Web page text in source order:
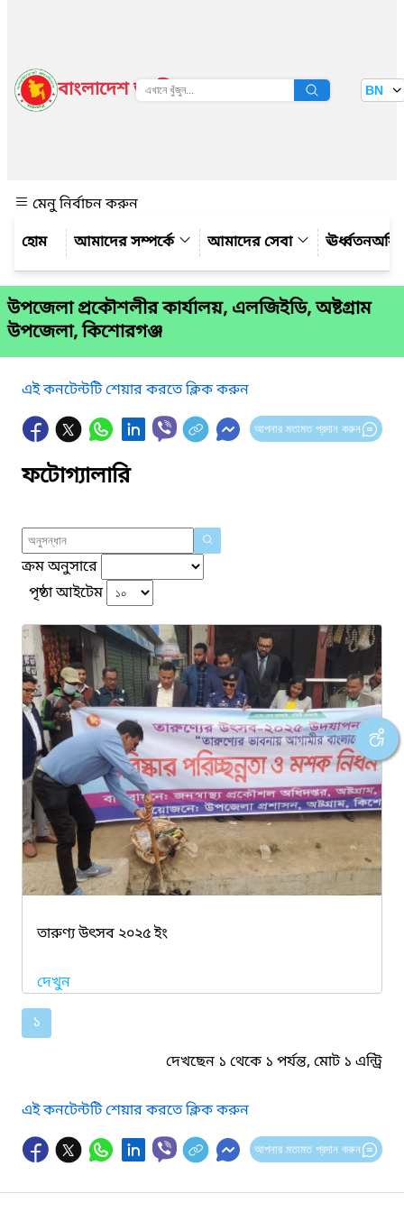
বাংলাদেশ জাতীয় তথ্য বাতায়ন BN
মেনু নির্বাচন করুন
আমাদের সম্পর্কে
আমাদের সেবা
উপজেলা প্রকৌশলীর কার্যালয়, এলজিইডি, অষ্টগ্রাম
উপজেলা, কিশোরগঞ্জ
এই কনটেন্টটি শেয়ার করতে ক্লিক করুন
আপনার মতামত প্রদান করুন
ফটোগ্যালারি
ক্রম অনুসারে
পৃষ্ঠা আইটেম
তারুণ্য উৎসব ২০২৫ ইং
দেখুন
১
দেখছেন ১ থেকে ১ পর্যন্ত, মোট ১ এন্ট্রি
এই কনটেন্টটি শেয়ার করতে ক্লিক করুন
আপনার মতামত প্রদান করুন